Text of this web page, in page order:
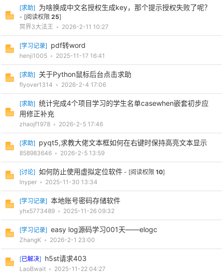
52
[求助] 为啥换成中文名授权生成key，那个提示授权失败了呢？
- [阅读权限 25]
冥界3大法王 • 2026-2-11 10:27
[学习记录] pdf转word
henji1005 • 2025-11-17 16:41
[求助] 关于Python鼠标后台点击求助
flyover1314 • 2026-2-4 17:06
[求助] 统计完成4个项目学习的学生名单casewhen嵌套初步应
用修正补充
zhaojf1978 • 2026-2-5 17:46
[求助] pyqt5,求教大佬文本框如何在右键时保持高亮文本显示
858983646 • 2026-2-5 13:59
[讨论] 如何防止使用虚拟定位软件 - [阅读权限 10]
lnyper • 2025-11-30 13:34
[学习记录] 本地账号密码存储软件
yhx5773489 • 2025-11-26 09:32
[学习记录] easy log源码学习001天——elogc
ZhangK • 2026-2-1 23:00
[已解决] h5st请求403
LaoBwait • 2025-11-22 04:27